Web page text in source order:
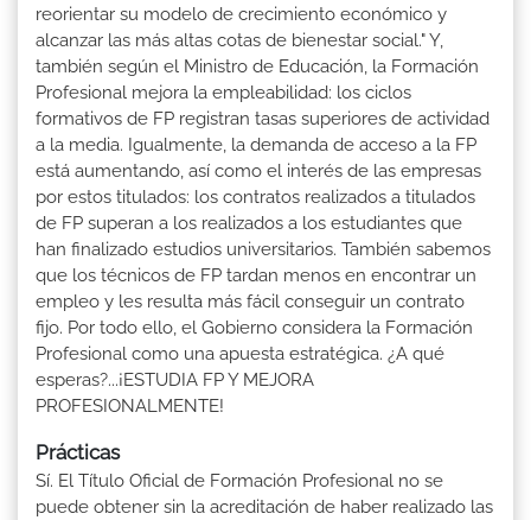
reorientar su modelo de crecimiento económico y
alcanzar las más altas cotas de bienestar social." Y,
también según el Ministro de Educación, la Formación
Profesional mejora la empleabilidad: los ciclos
formativos de FP registran tasas superiores de actividad
a la media. Igualmente, la demanda de acceso a la FP
está aumentando, así como el interés de las empresas
por estos titulados: los contratos realizados a titulados
de FP superan a los realizados a los estudiantes que
han finalizado estudios universitarios. También sabemos
que los técnicos de FP tardan menos en encontrar un
empleo y les resulta más fácil conseguir un contrato
fijo. Por todo ello, el Gobierno considera la Formación
Profesional como una apuesta estratégica. ¿A qué
esperas?...¡ESTUDIA FP Y MEJORA
PROFESIONALMENTE!
Prácticas
Sí. El Título Oficial de Formación Profesional no se
puede obtener sin la acreditación de haber realizado las